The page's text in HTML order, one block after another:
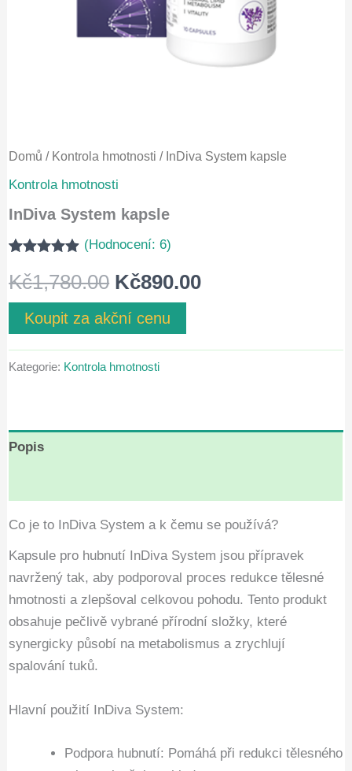
Domů / Kontrola hmotnosti / InDiva System kapsle
Kontrola hmotnosti
InDiva System kapsle
4.83z 5 na
základě
hodnocení
zákazníků
(Hodnocení: 6)
Kč1,780.00 Původní
cena
byla:
Kč890.00Aktuální
je:
Koupit za akční cenu
Kategorie: Kontrola hmotnosti
Popis
Co je to InDiva System a k čemu se používá?
Kapsule pro hubnutí InDiva System jsou přípravek
navržený tak, aby podporoval proces redukce tělesné
hmotnosti a zlepšoval celkovou pohodu. Tento produkt
obsahuje pečlivě vybrané přírodní složky, které
synergicky působí na metabolismus a zrychlují
spalování tuků.
Hlavní použití InDiva System:
Podpora hubnutí: Pomáhá při redukci tělesného